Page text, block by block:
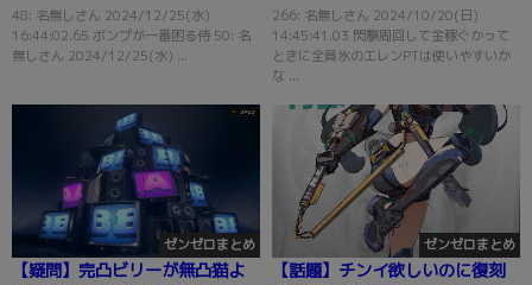
48: 名無しさん 2024/12/25(水)
16:44:02.65 ボンプが一番困る侍 50: 名
無しさん 2024/12/25(水) ...
使いやすいかな？
266: 名無しさん 2024/10/20(日)
14:45:41.03 閃撃周回して金稼ぐかって
ときに全員氷のエレンPTは使いやすいか
な ...
ゼンゼロまとめ
【疑問】完凸ビリーが無凸猫よ
ゼンゼロまとめ
【話題】チンイ欲しいのに復刻